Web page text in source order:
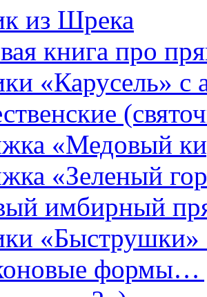
из Шрека
книга про
«Карусель» с
«Медовый
«Зеленый
имбирный
«Быструшки»
формы…